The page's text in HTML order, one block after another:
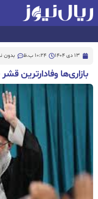
13 دی 1404 10:24 ب.ظ بدون
بازاری‌ها وفادارترین